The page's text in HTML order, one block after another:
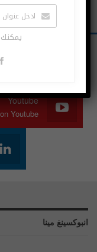
Facebook
Youtube
انبوكسينغ مينا